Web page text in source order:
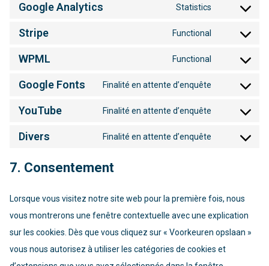
service
Google Analytics Statistics
Consent
service
analytics
Stripe Functional
Consent
service
WPML Functional
Consent
service
Google Fonts Finalité en attente d’enquête
Consent
service
YouTube Finalité en attente d’enquête
Consent
service
Divers Finalité en attente d’enquête
Consent
7. Consentement
Lorsque vous visitez notre site web pour la première fois, nous
vous montrerons une fenêtre contextuelle avec une explication
sur les cookies. Dès que vous cliquez sur « Voorkeuren opslaan »
vous nous autorisez à utiliser les catégories de cookies et